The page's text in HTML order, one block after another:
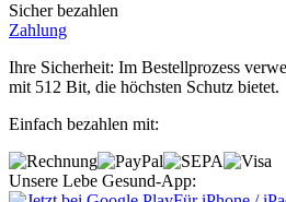
Sicher bezahlen
Zahlung
Ihre Sicherheit: Im Bestellprozess
mit 512 Bit, die höchsten Schutz bietet.
Einfach bezahlen mit:
Unsere Lebe Gesund-App: